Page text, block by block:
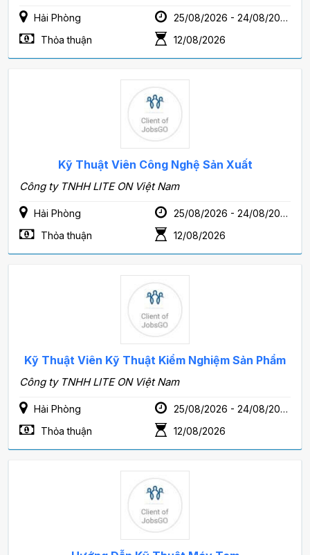
Hải Phòng
25/08/2026 - 24/08/2028
Thỏa thuận
12/08/2026
Kỹ Thuật Viên Công Nghệ Sản Xuất
Công ty TNHH LITE ON Việt Nam
Hải Phòng
25/08/2026 - 24/08/2028
Thỏa thuận
12/08/2026
Kỹ Thuật Viên Kỹ Thuật Kiểm Nghiệm Sản Phẩm
Công ty TNHH LITE ON Việt Nam
Hải Phòng
25/08/2026 - 24/08/2028
Thỏa thuận
12/08/2026